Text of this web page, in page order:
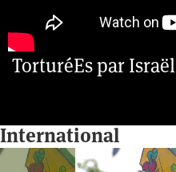
TorturéEs par Israël
International